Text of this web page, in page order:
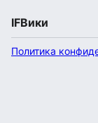
IFВики
Политика